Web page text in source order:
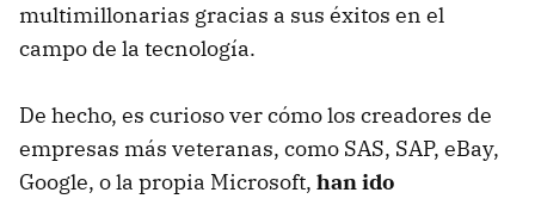
multimillonarias gracias a sus éxitos en el
campo de la tecnología.
De hecho, es curioso ver cómo los creadores de
empresas más veteranas, como SAS, SAP, eBay,
Google, o la propia Microsoft, han ido